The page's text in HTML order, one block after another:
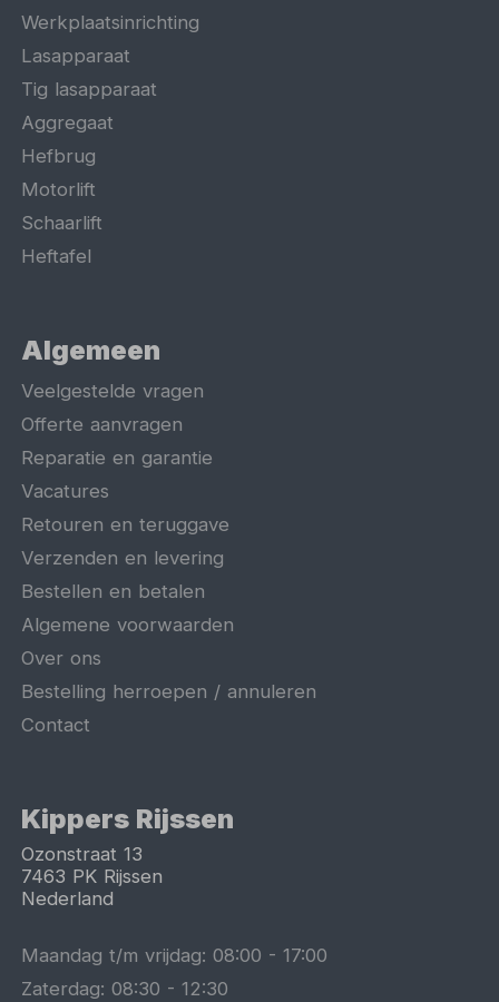
Werkplaatsinrichting
Lasapparaat
Tig lasapparaat
Aggregaat
Hefbrug
Motorlift
Schaarlift
Heftafel
Algemeen
Veelgestelde vragen
Offerte aanvragen
Reparatie en garantie
Vacatures
Retouren en teruggave
Verzenden en levering
Bestellen en betalen
Algemene voorwaarden
Over ons
Bestelling herroepen / annuleren
Contact
Kippers Rijssen
Ozonstraat 13
7463 PK Rijssen
Nederland
Maandag t/m vrijdag:08:00 -17:00
Zaterdag:08:30 -12:30